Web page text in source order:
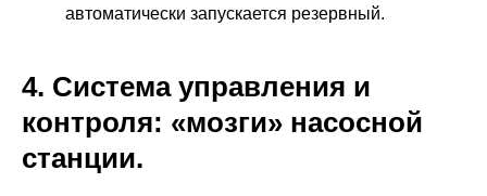
автоматически запускается резервный.
4. Система управления и
контроля: «мозги» насосной
станции.